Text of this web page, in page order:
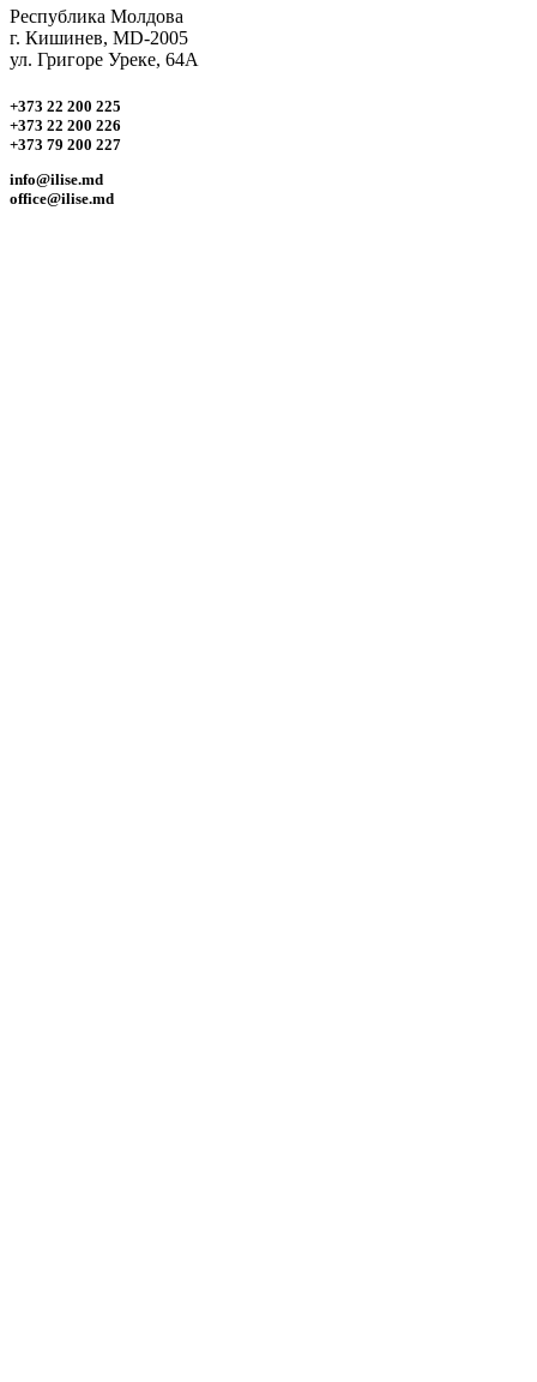
Республика Молдова
г. Кишинев, MD-2005
ул. Григоре Уреке, 64А
+373 22 200 225
+373 22 200 226
+373 79 200 227
info@ilise.md
office@ilise.md